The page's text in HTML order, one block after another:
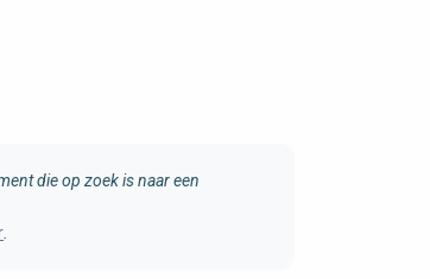
die op zoek is naar een